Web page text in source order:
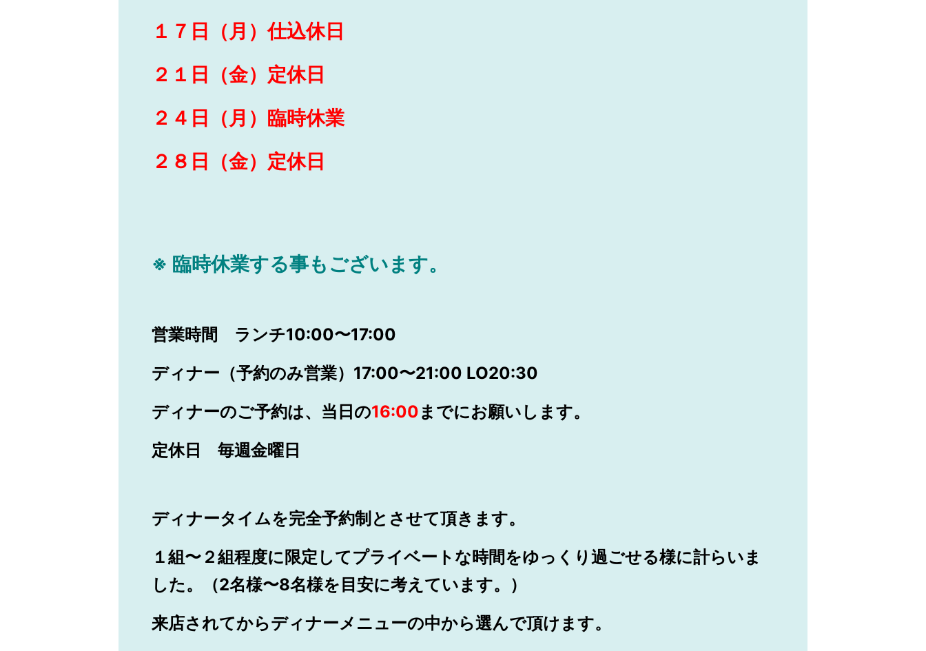
１７日（月）仕込休日
２１日（金）定休日
２４日（月）臨時休業
２８日（金）定休日
※ 臨時休業する事もございます。
営業時間 ランチ10:00〜17:00
ディナー（予約のみ営業）17:00〜21:00 LO20:30
ディナーのご予約は、当日の16:00までにお願いします。
定休日 毎週金曜日
ディナータイムを完全予約制とさせて頂きます。
１組〜２組程度に限定してプライベートな時間をゆっくり過ごせる様に計らいま
した。（2名様〜8名様を目安に考えています。）
来店されてからディナーメニューの中から選んで頂けます。